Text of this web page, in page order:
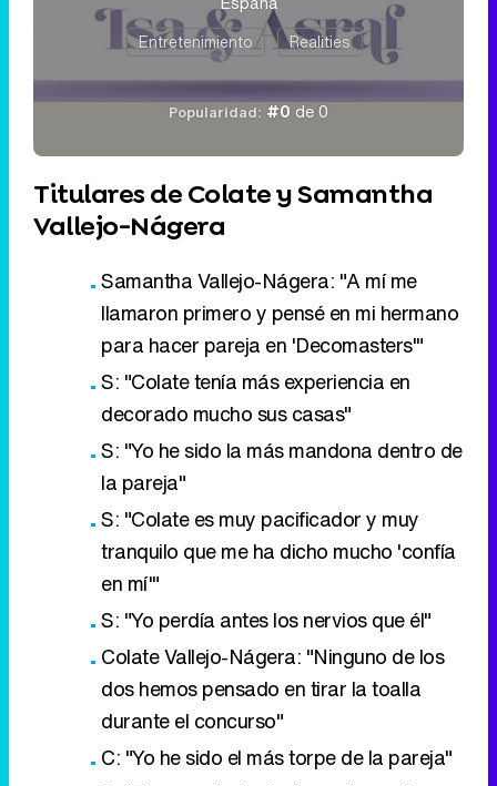
Entretenimiento Realities
Popularidad: #0 de 0
Titulares de Colate y Samantha
Vallejo-Nágera
Samantha Vallejo-Nágera: "A mí me
llamaron primero y pensé en mi hermano
para hacer pareja en 'Decomasters'"
S: "Colate tenía más experiencia en
decorado mucho sus casas"
S: "Yo he sido la más mandona dentro de
la pareja"
S: "Colate es muy pacificador y muy
tranquilo que me ha dicho mucho 'confía
en mí'"
S: "Yo perdía antes los nervios que él"
Colate Vallejo-Nágera: "Ninguno de los
dos hemos pensado en tirar la toalla
durante el concurso"
C: "Yo he sido el más torpe de la pareja"